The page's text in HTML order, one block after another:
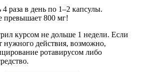
4 раза в день по 1–2 капсулы.
800 мг!
курсом не дольше 1 недели. Если
нужного действия, возможно,
ротавирусом либо